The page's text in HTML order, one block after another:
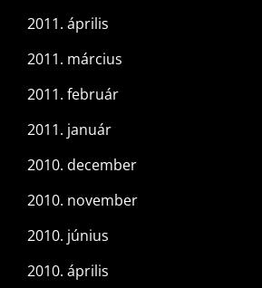
2011. április
2011. március
2011. február
2011. január
2010. december
2010. november
2010. június
2010. április